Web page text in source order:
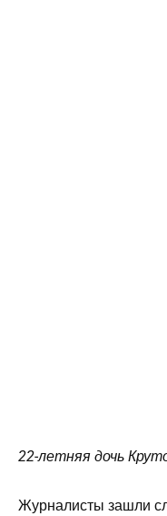
22-летняя дочь
Журналисты зашли